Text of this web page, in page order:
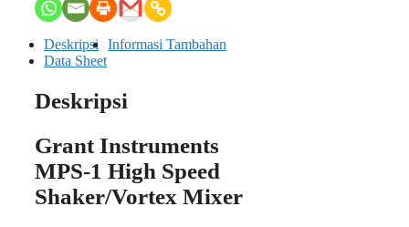
Deskripsi Informasi Tambahan
Data Sheet
Deskripsi
Grant Instruments
MPS-1 High Speed
Shaker/Vortex Mixer